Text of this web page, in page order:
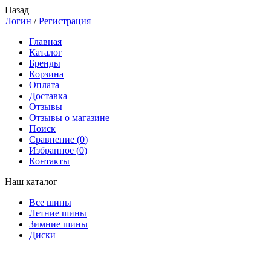
Назад
Логин /Регистрация
Главная
Каталог
Бренды
Корзина
Оплата
Доставка
Отзывы
Отзывы о магазине
Поиск
Сравнение (0)
Избранное (0)
Контакты
Наш каталог
Все шины
Летние шины
Зимние шины
Диски